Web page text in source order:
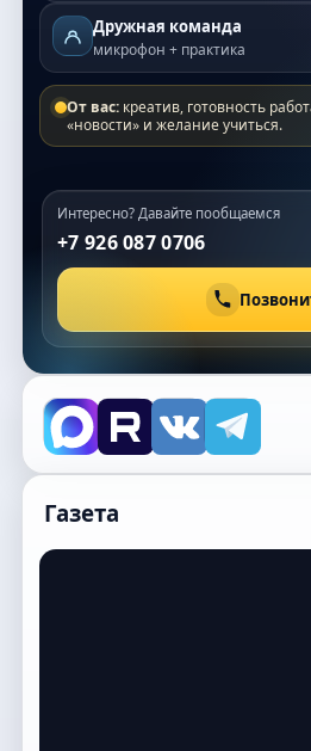
Дружная команда
микрофон + практика
От вас: креатив, готовность
«новости» и желание учиться.
Интересно? Давайте пообщаемся
+7 926 087 0706
Газета